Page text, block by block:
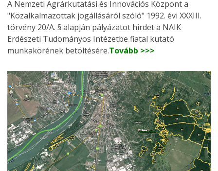
A Nemzeti Agrárkutatási és Innovációs Központ a
"Közalkalmazottak jogállásáról szóló" 1992. évi XXXIII.
törvény 20/A. § alapján pályázatot hirdet a NAIK
Erdészeti Tudományos Intézetbe fiatal kutató
munkakörének betöltésére.Tovább >>>